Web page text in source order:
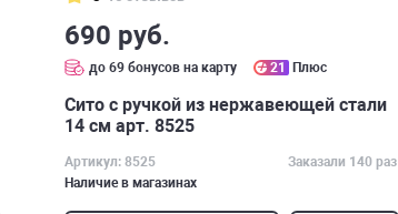
690 руб.
до 69 бонусов на карту 21 Плюс
Сито с ручкой из нержавеющей стали
14 см арт. 8525
Артикул: 8525
Заказали 140 раз
Наличие в магазинах